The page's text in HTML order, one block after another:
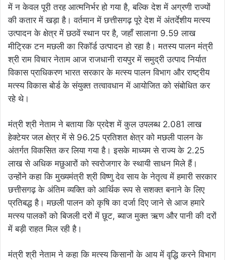
में न केवल पूरी तरह आत्मनिर्भर हो गया है, बल्कि देश में अग्रणी राज्यों
की कतार में खड़ा है। वर्तमान में छत्तीसगढ़ पूरे देश में अंतर्देशीय मत्स्य
उत्पादन के क्षेत्र में छठवें स्थान पर है, जहाँ सालाना 9.59 लाख
मीट्रिक टन मछली का रिकॉर्ड उत्पादन हो रहा है। मतस्य पालन मंत्री
श्री राम विचार नेताम आज राजधानी रायपुर में समुद्री उत्पाद निर्यात
विकास प्राधिकरण भारत सरकार के मत्स्य पालन विभाग और राष्ट्रीय
मत्स्य विकास बोर्ड के संयुक्त तत्वावधान में आयोजित को संबोधित कर
रहे थे।
मंत्री श्री नेताम ने बताया कि प्रदेश में कुल उपलब्ध 2.081 लाख
हेक्टेयर जल क्षेत्र में से 96.25 प्रतिशत क्षेत्र को मछली पालन के
अंतर्गत विकसित कर लिया गया है। इसके माध्यम से राज्य के 2.25
लाख से अधिक मछुआरों को स्वरोजगार के स्थायी साधन मिले हैं।
उन्होंने कहा कि मुख्यमंत्री श्री विष्णु देव साय के नेतृत्व में हमारी सरकार
छत्तीसगढ़ के अंतिम व्यक्ति को आर्थिक रूप से सशक्त बनाने के लिए
प्रतिबद्ध है। मछली पालन को कृषि का दर्जा दिए जाने से आज हमारे
मत्स्य पालकों को बिजली दरों में छूट, ब्याज मुक्त ऋण और पानी की दरों
में बड़ी राहत मिल रही है।
मंत्री श्री नेताम ने कहा कि मत्स्य किसानों के आय में वृद्धि करने विभाग